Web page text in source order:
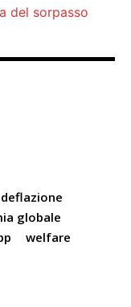
del sorpasso
deflazione
globale
welfare